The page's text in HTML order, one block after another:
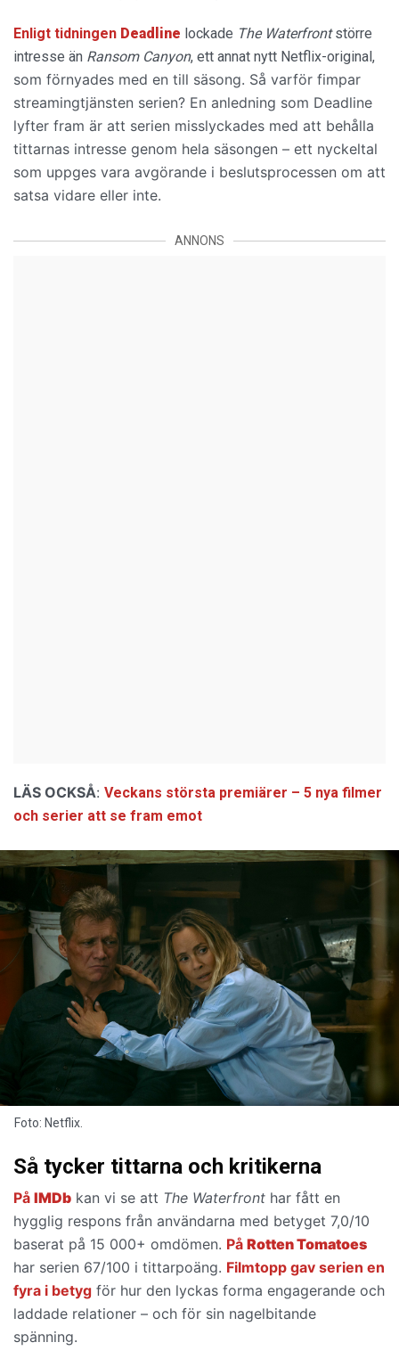
Enligt tidningen Deadline lockade The Waterfrontstörre
intresse än Ransom Canyon, ett annat nytt Netflix-original,
som förnyades med en till säsong. Så varför fimpar
streamingtjänsten serien? En anledning som Deadline
lyfter fram är att serien misslyckades med att behålla
tittarnas intresse genom hela säsongen – ett nyckeltal
som uppges vara avgörande i beslutsprocessen om att
satsa vidare eller inte.
ANNONS
LÄS OCKSÅ: Veckans största premiärer – 5 nya filmer
och serier att se fram emot
Foto: Netflix.
Så tycker tittarna och kritikerna
På IMDb kan vi se att The Waterfront har fått en
hygglig respons från användarna med betyget 7,0/10
baserat på 15 000+ omdömen. På Rotten Tomatoes
har serien 67/100 i tittarpoäng. Filmtopp gav serien en
fyra i betyg för hur den lyckas forma engagerande och
laddade relationer – och för sin nagelbitande
spänning.